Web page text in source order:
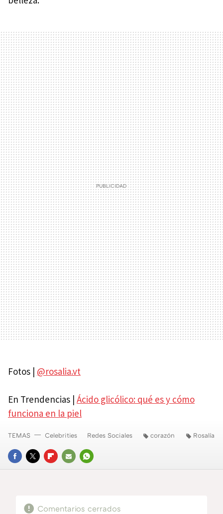
Fotos | @rosalia.vt
En Trendencias | Ácido glicólico: qué es y cómo
funciona en la piel
FACEBOOK
TWITTERFLIPBOARD
E-
WHATSAPP
TEMAS Celebrities Redes Sociales corazón Rosalía
Comentarios cerrados